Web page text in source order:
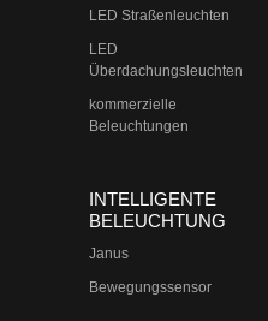
LED Straßenleuchten
LED
Überdachungsleuchten
kommerzielle
Beleuchtungen
INTELLIGENTE
BELEUCHTUNG
Janus
Bewegungssensor